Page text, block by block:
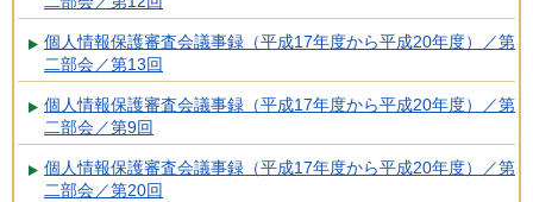
個人情報保護審査会議事録（平成17年度から平成20年度）／第
二部会／第13回
個人情報保護審査会議事録（平成17年度から平成20年度）／第
二部会／第9回
個人情報保護審査会議事録（平成17年度から平成20年度）／第
二部会／第20回